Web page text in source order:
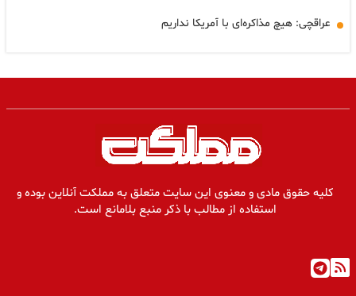
عراقچی: هیچ مذاکره‌ای با آمریکا نداریم
کلیه حقوق مادی و معنوی این سایت متعلق به مملکت آنلاین بوده و
استفاده از مطالب با ذکر منبع بلامانع است.